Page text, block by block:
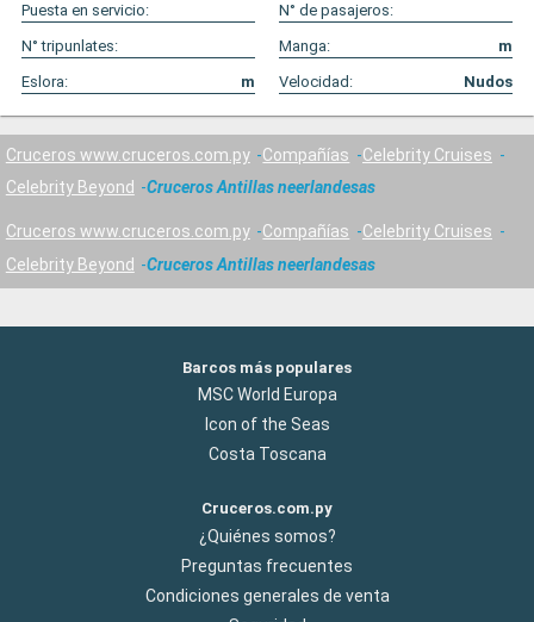
Puesta en servicio:
N° de pasajeros:
N° tripunlates:
Manga:
m
Eslora:
m Velocidad: Nudos
Cruceros www.cruceros.com.py Compañías
Celebrity Cruises
Celebrity Beyond
Cruceros Antillas neerlandesas
Cruceros www.cruceros.com.py Compañías
Celebrity Cruises
Celebrity Beyond
Cruceros Antillas neerlandesas
Barcos más populares
MSC World Europa
Icon of the Seas
Costa Toscana
Cruceros.com.py
¿Quiénes somos?
Preguntas frecuentes
Condiciones generales de venta